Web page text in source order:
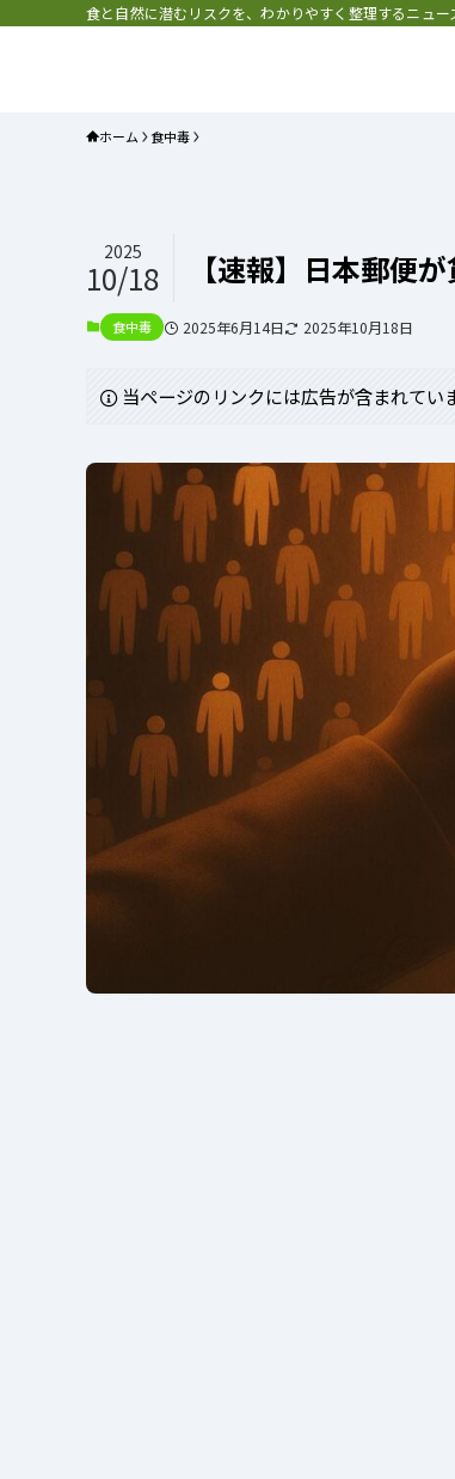
食と自然に潜むリスクを、わかりやすく整理するニュー
ホーム 食中毒
【速報】日本郵便
2025
10/18
食中毒 2025年6月14日 2025年10月18日
当ページのリンクには広告が含まれてい